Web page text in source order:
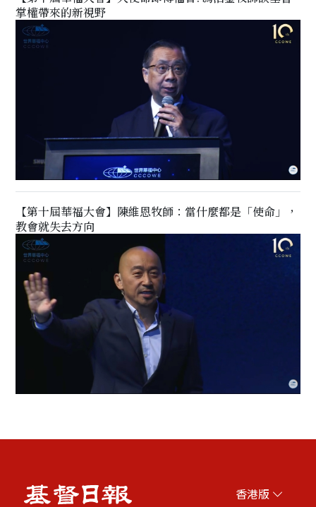
掌權帶來的新視野
【第十屆華福大會】陳維恩牧師：當什麼都是「使命」，
教會就失去方向
香港版